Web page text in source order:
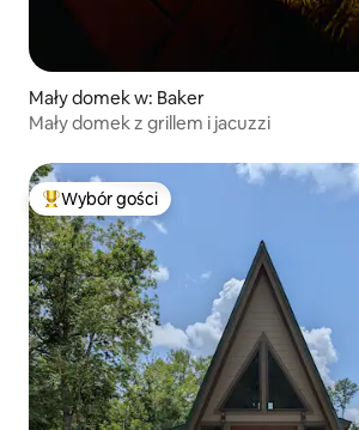
Mały domek w: Baker
Mały domek z grillem i jacuzzi
Najpopularniejsze z kategorii Wybór gości
Wybór gości